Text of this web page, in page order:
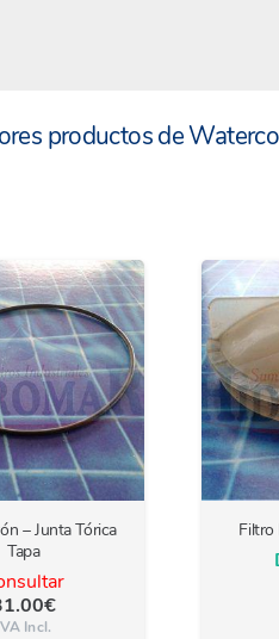
productos de Waterco
– Junta Tórica
Tapa
€
Incl.
Filtro